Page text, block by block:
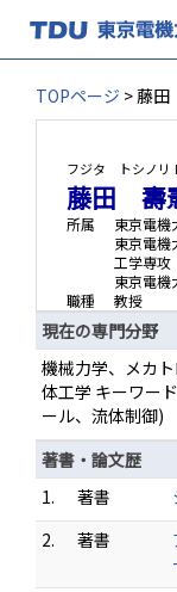
TOPページ > 藤
フジタ トシノリ
藤田 壽
所属
東京電機
東京電機
工学専攻
東京電機
職種
教授
現在の専門分野
機械力学、メカ
体工学 キーワー
ール、流体制御)
著書・論文歴
1.
著書
2.
著書